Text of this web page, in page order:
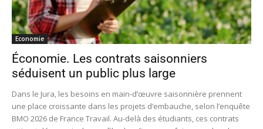
Economie
Économie. Les contrats saisonniers
séduisent un public plus large
Dans le Jura, les besoins en main-d’œuvre saisonnière prennent
une place croissante dans les projets d’embauche, selon l’enquête
BMO 2026 de France Travail. Au-delà des étudiants, ces contrats